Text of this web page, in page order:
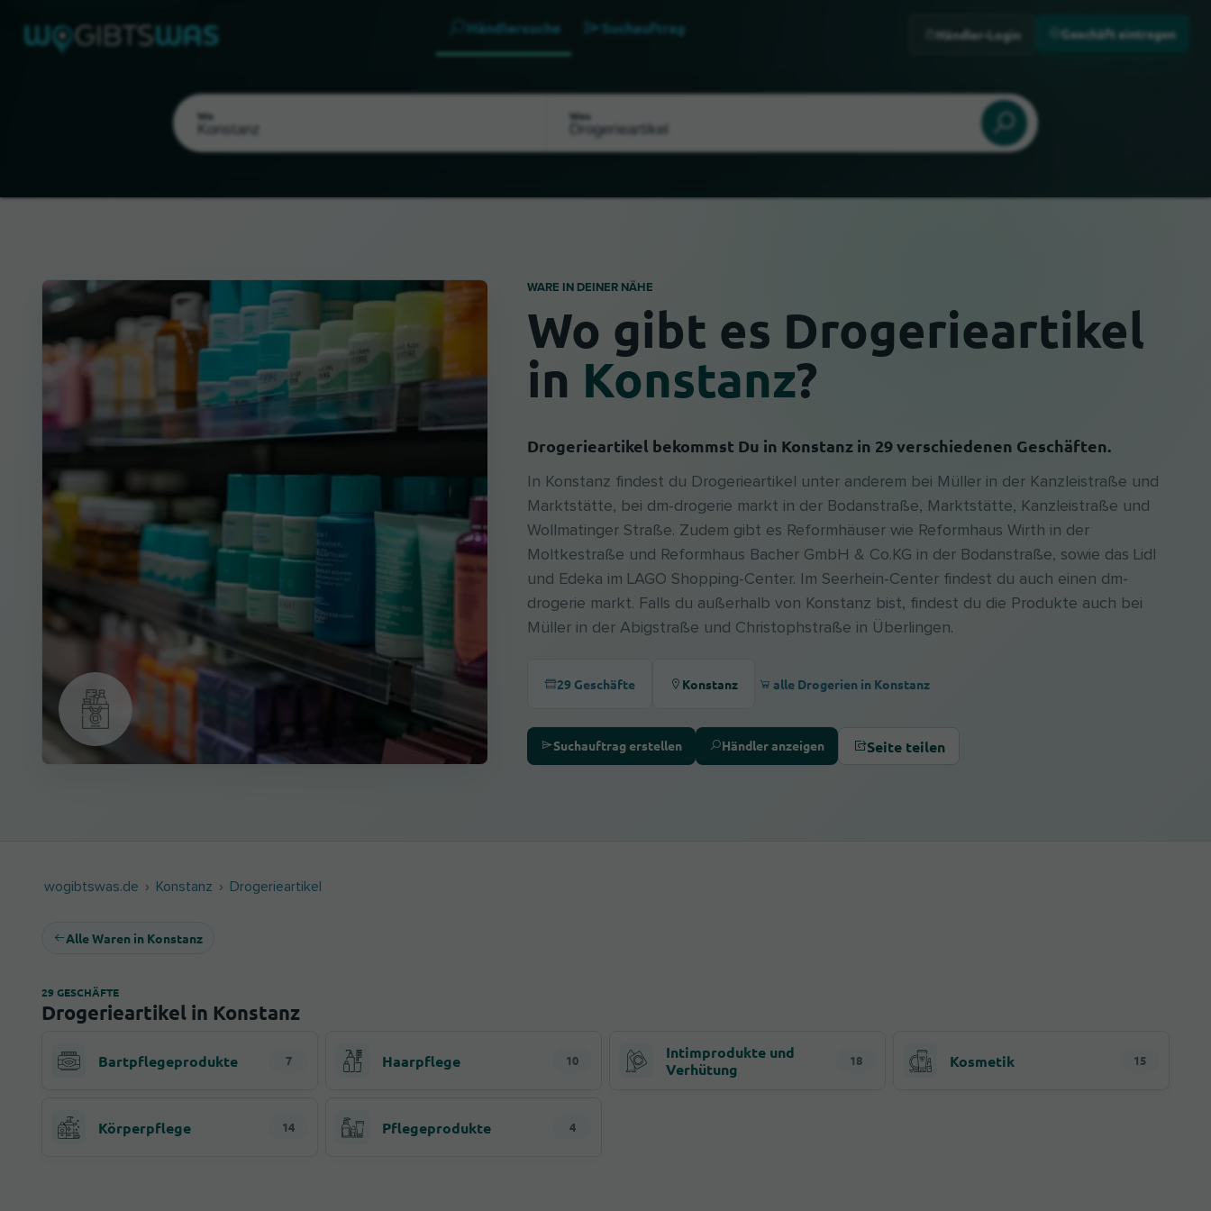
Händlersuche Suchauftrag
Wo Was
Händler-Login Geschäft eintragen
Als meinen Standort wählen
WARE IN DEINER NÄHE
Wo gibt es Drogerieartikel
in Konstanz?
Drogerieartikel bekommst Du in Konstanz in 29 verschiedenen Geschäften.
In Konstanz findest du Drogerieartikel unter anderem bei Müller in der Kanzleistraße und
Marktstätte, bei dm-drogerie markt in der Bodanstraße, Marktstätte, Kanzleistraße und
Wollmatinger Straße. Zudem gibt es Reformhäuser wie Reformhaus Wirth in der
Moltkestraße und Reformhaus Bacher GmbH & Co.KG in der Bodanstraße, sowie das Lidl
und Edeka im LAGO Shopping-Center. Im Seerhein-Center findest du auch einen dm-
drogerie markt. Falls du außerhalb von Konstanz bist, findest du die Produkte auch bei
Müller in der Abigstraße und Christophstraße in Überlingen.
29 Geschäfte Konstanz alle Drogerien in Konstanz
Suchauftrag erstellen Händler anzeigen Seite teilen
wogibtswas.de Konstanz Drogerieartikel
Alle Waren in Konstanz
29 GESCHÄFTE
Drogerieartikel in Konstanz
Bartpflegeprodukte 7 Haarpflege 10
Intimprodukte und
Verhütung
18 Kosmetik 15
Körperpflege 14 Pflegeprodukte 4